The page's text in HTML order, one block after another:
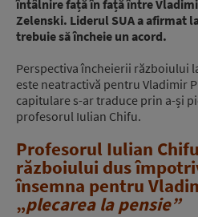
întâlnire față în față între
Zelenski. Liderul SUA a afirmat
trebuie să încheie un acord.
Perspectiva încheierii războiului
este neatractivă pentru Vladimir
capitulare s-ar traduce prin a-și
profesorul Iulian Chifu.
Profesorul Iulian
războiului dus
însemna pentru
„plecarea la pensie”